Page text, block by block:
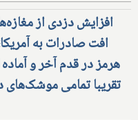
افزایش دزدی از
افت صادرات به
هرمز در قدم آخر و